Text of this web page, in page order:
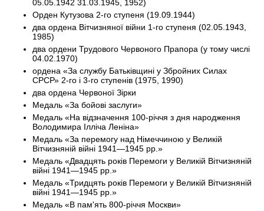
05.05.1942 31.03.1945, 1952)
Орден Кутузова 2-го ступеня (19.09.1944)
два ордена Вітчизняної війни 1-го ступеня (02.05.1943,
1985)
два ордени Трудового Червоного Прапора (у тому числі
04.02.1970)
ордена «За службу Батьківщині у Збройних Силах
СРСР» 2-го і 3-го ступенів (1975, 1990)
два ордена Червоної Зірки
Медаль «За бойові заслуги»
Медаль «На відзначення 100-річчя з дня народження
Володимира Ілліча Леніна»
Медаль «За перемогу над Німеччиною у Великій
Вітчизняній війні 1941—1945 рр.»
Медаль «Двадцять років Перемоги у Великій Вітчизняній
війні 1941—1945 рр.»
Медаль «Тридцять років Перемоги у Великій Вітчизняній
війні 1941—1945 рр.»
Медаль «В пам'ять 800-річчя Москви»